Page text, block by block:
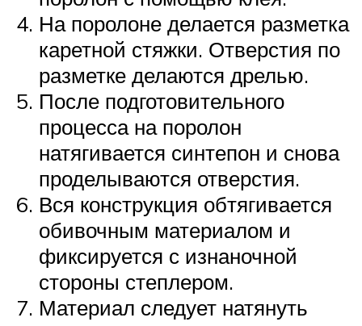
На поролоне делается разметка
каретной стяжки. Отверстия по
разметке делаются дрелью.
После подготовительного
процесса на поролон
натягивается синтепон и снова
проделываются отверстия.
Вся конструкция обтягивается
обивочным материалом и
фиксируется с изнаночной
стороны степлером.
Материал следует натянуть